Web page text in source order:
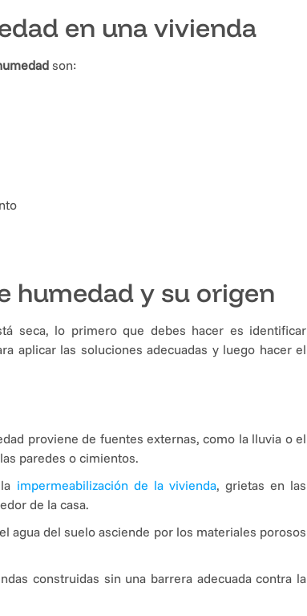
en una vivienda
son:
humedad y su origen
seca, lo primero que debes hacer es identificar
aplicar las soluciones adecuadas y luego hacer el
proviene de fuentes externas, como la lluvia o el
paredes o cimientos.
impermeabilización de la vivienda, grietas en las
de la casa.
agua del suelo asciende por los materiales porosos
construidas sin una barrera adecuada contra la